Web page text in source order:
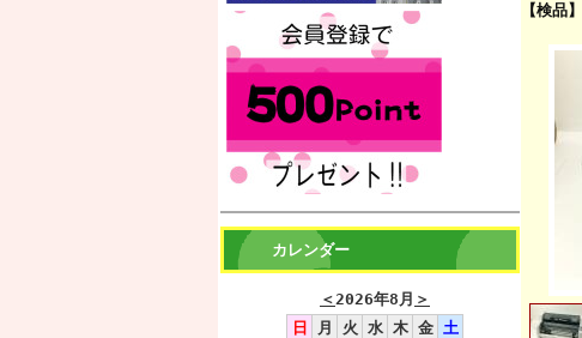
カレンダー
＜2026年8月 ＞
日
月 火 水 木 金 土
【検品】